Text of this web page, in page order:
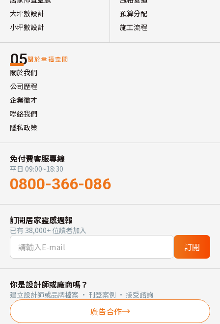
大坪數設計
小坪數設計
預算分配
施工流程
05關於幸福空間
關於我們
公司歷程
企業徵才
聯絡我們
隱私政策
免付費客服專線
平日 09:00~18:30
0800-366-086
訂閱居家靈感週報
已有 38,000+ 位讀者加入
訂閱
你是設計師或廠商嗎？
建立設計師或品牌檔案 · 刊登案例 · 接受諮詢
廣告合作